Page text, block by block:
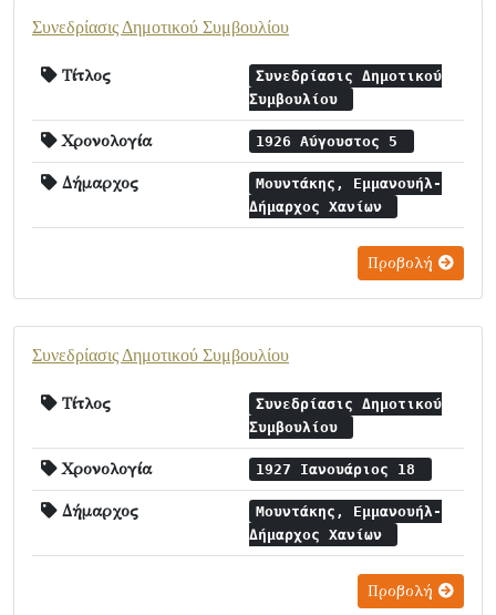
Συνεδρίασις Δημοτικού Συμβουλίου
Τίτλος
Συνεδρίασις Δημοτικού
Συμβουλίου
Χρονολογία 1926 Αύγουστος 5
Δήμαρχος
Μουντάκης, Εμμανουήλ-
Δήμαρχος Χανίων
Προβολή
Συνεδρίασις Δημοτικού Συμβουλίου
Τίτλος
Συνεδρίασις Δημοτικού
Συμβουλίου
Χρονολογία 1927 Ιανουάριος 18
Δήμαρχος
Μουντάκης, Εμμανουήλ-
Δήμαρχος Χανίων
Προβολή